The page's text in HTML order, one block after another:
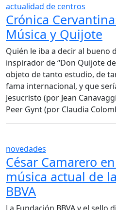
actualidad de centros
Crónica
Música y Quijote
Quién le iba a decir al bueno
inspirador de “Don Quijote
objeto de tanto estudio, de
fama internacional, y que
Jesucristo (por Jean
Peer Gynt (por Claudia
novedades
César Camarero
música actual de
BBVA